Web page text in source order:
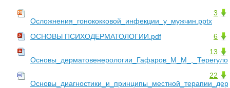
3
Осложнения_гонококковой_инфекции_у_мужчин.pptx
6
ОСНОВЫ ПСИХОДЕРМАТОЛОГИИ.pdf
13
22